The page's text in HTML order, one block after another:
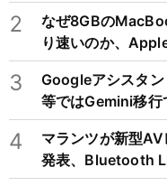
2
なぜ8GBの
り速いのか、
3
Googleアシスタ
等ではGemini移行
4
マランツが新型
発表、Bluetooth